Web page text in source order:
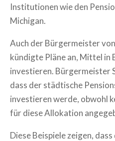
Institutionen wie den
Michigan.
Auch der Bürgermeister
kündigte Pläne an, Mittel in
investieren. Bürgermeister
dass der städtische
investieren werde, obwohl
für diese Allokation
Diese Beispiele zeigen,